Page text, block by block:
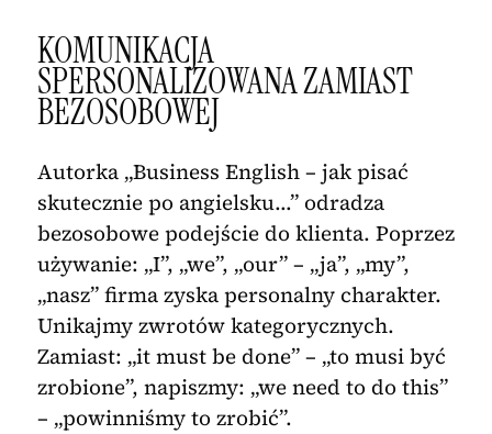
KOMUNIKACJA
SPERSONALIZOWANA ZAMIAST
BEZOSOBOWEJ
Autorka „Business English – jak pisać
skutecznie po angielsku…” odradza
bezosobowe podejście do klienta. Poprzez
używanie: „I”, „we”, „our” – „ja”, „my”,
„nasz” firma zyska personalny charakter.
Unikajmy zwrotów kategorycznych.
Zamiast: „it must be done” – „to musi być
zrobione”, napiszmy: „we need to do this”
– „powinniśmy to zrobić”.